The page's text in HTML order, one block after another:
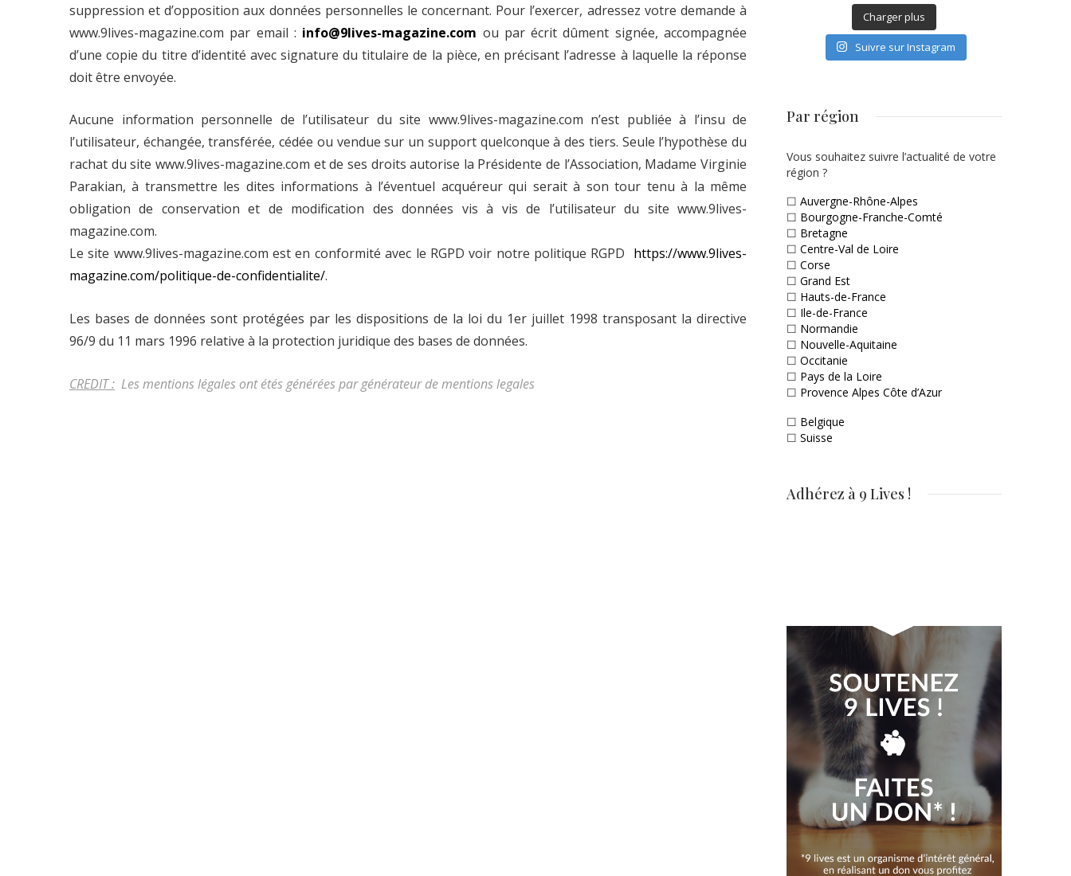
suppression et d’opposition aux données personnelles le concernant. Pour l’exercer, adressez votre demande à
www.9lives-magazine.com par email : info@9lives-magazine.com ou par écrit dûment signée, accompagnée
d’une copie du titre d’identité avec signature du titulaire de la pièce, en précisant l’adresse à laquelle la réponse
doit être envoyée.
Aucune information personnelle de l’utilisateur du site www.9lives-magazine.com n’est publiée à l’insu de
l’utilisateur, échangée, transférée, cédée ou vendue sur un support quelconque à des tiers. Seule l’hypothèse du
rachat du site www.9lives-magazine.com et de ses droits autorise la Présidente de l’Association, Madame Virginie
Parakian, à transmettre les dites informations à l’éventuel acquéreur qui serait à son tour tenu à la même
obligation de conservation et de modification des données vis à vis de l’utilisateur du site www.9lives-
magazine.com.
Le site www.9lives-magazine.com est en conformité avec le RGPD voir notre politique RGPD https://www.9lives-
magazine.com/politique-de-confidentialite/.
Les bases de données sont protégées par les dispositions de la loi du 1er juillet 1998 transposant la directive
96/9 du 11 mars 1996 relative à la protection juridique des bases de données.
CREDIT : Les mentions légales ont étés générées pargénérateur de mentions legales
Charger plus
Suivre sur Instagram
Par région
Vous souhaitez suivre l’actualité de votre
région ?
☐ Auvergne-Rhône-Alpes
☐ Bourgogne-Franche-Comté
☐ Bretagne
☐ Centre-Val de Loire
☐ Corse
☐ Grand Est
☐ Hauts-de-France
☐ Ile-de-France
☐ Normandie
☐ Nouvelle-Aquitaine
☐ Occitanie
☐ Pays de la Loire
☐ Provence Alpes Côte d’Azur
☐ Belgique
☐ Suisse
Adhérez à 9 Lives !